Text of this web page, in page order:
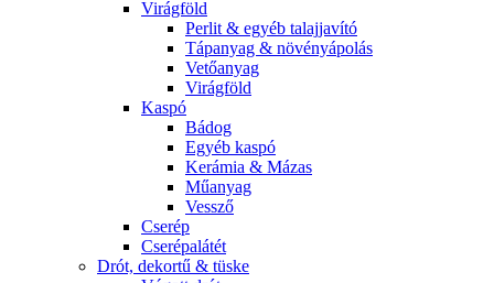
Virágföld
Perlit & egyéb talajjavító
Tápanyag & növényápolás
Vetőanyag
Virágföld
Kaspó
Bádog
Egyéb kaspó
Kerámia & Mázas
Műanyag
Vessző
Cserép
Cserépalátét
Drót, dekortű & tüske